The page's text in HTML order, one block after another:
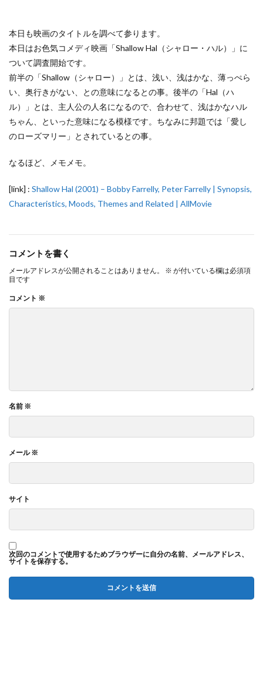
本日も映画のタイトルを調べて参ります。
本日はお色気コメディ映画「Shallow Hal（シャロー・ハル）」に
ついて調査開始です。
前半の「Shallow（シャロー）」とは、浅い、浅はかな、薄っぺら
い、奥行きがない、との意味になるとの事。後半の「Hal（ハ
ル）」とは、主人公の人名になるので、合わせて、浅はかなハル
ちゃん、といった意味になる模様です。ちなみに邦題では「愛し
のローズマリー」とされているとの事。
なるほど、メモメモ。
[link] : Shallow Hal (2001) – Bobby Farrelly, Peter Farrelly | Synopsis,
Characteristics, Moods, Themes and Related | AllMovie
コメントを書く
メールアドレスが公開されることはありません。 ※ が付いている欄は必須項
目です
コメント ※
名前 ※
メール※
サイト
次回のコメントで使用するためブラウザーに自分の名前、メールアドレス、
サイトを保存する。